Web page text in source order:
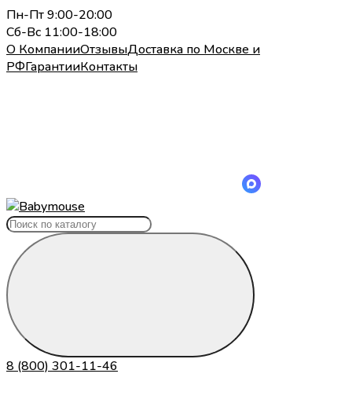
Пн-Пт 9:00-20:00
Сб-Вс 11:00-18:00
О КомпанииОтзывыДоставка по Москве и
РФГарантииКонтакты
8 (800) 301-11-46